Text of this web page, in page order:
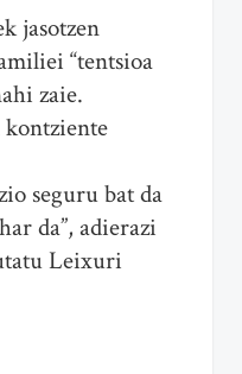
jasotzen
“tentsioa
zaie.
kontziente
seguru bat da
da”, adierazi
Leixuri